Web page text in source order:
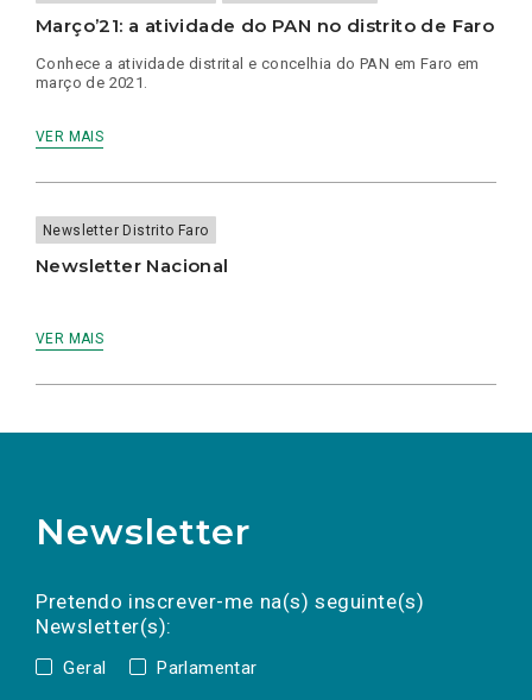
Março’21: a atividade do PAN no distrito de Faro
Conhece a atividade distrital e concelhia do PAN em Faro em
março de 2021.
VER MAIS
Newsletter Distrito Faro
Newsletter Nacional
VER MAIS
Newsletter
Pretendo inscrever-me na(s) seguinte(s)
Newsletter(s):
Geral Parlamentar
a(s) newsletter(s).
mail